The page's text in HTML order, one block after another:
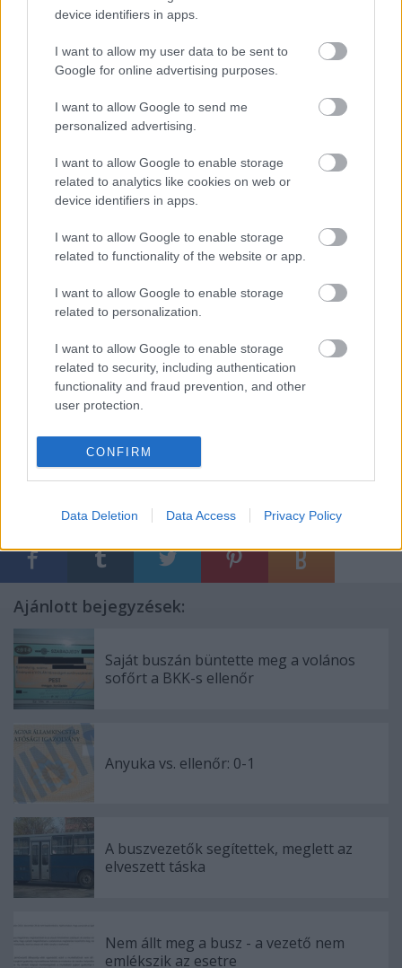
device identifiers in apps.
I want to allow my user data to be sent to
Google for online advertising purposes.
I want to allow Google to send me
personalized advertising.
I want to allow Google to enable storage
related to analytics like cookies on web or
device identifiers in apps.
I want to allow Google to enable storage
related to functionality of the website or app.
I want to allow Google to enable storage
related to personalization.
I want to allow Google to enable storage
related to security, including authentication
functionality and fraud prevention, and other
user protection.
CONFIRM
Data Deletion Data Access Privacy Policy
este ugye mindenki sík ideg és fáradt, ő meg
elkezdett poénkodni: már a szalonnát szeli a
masiniszta, nem fog sokáig tartani...
adta le voksát, az ajtó közeli gombok
megnyomásával érvényesítheti szavazatát.
De van itt pilóta nélküli meki repülő is,
szóval jól nyomja az öreg. És jó látni amikor
nagy társaság buliból hazafele felszáll a
buszra, elsőre nem tudják ki ez-mi ez majd
gyorsan leesik nekik hogy a sofőr ilyen (jó
értelemben véve) állat :) Hirtelen most
ennyi jutott az eszembe, további
és blogolást!
Dávid
Címkék:budapest bkv busz sofőr
Ajánlott bejegyzések:
Saját buszán büntette meg a volános
sofőrt a BKK-s ellenőr
Anyuka vs. ellenőr: 0-1
A buszvezetők segítettek, meglett az
elveszett táska
Nem állt meg a busz - a vezető nem
emlékszik az esetre